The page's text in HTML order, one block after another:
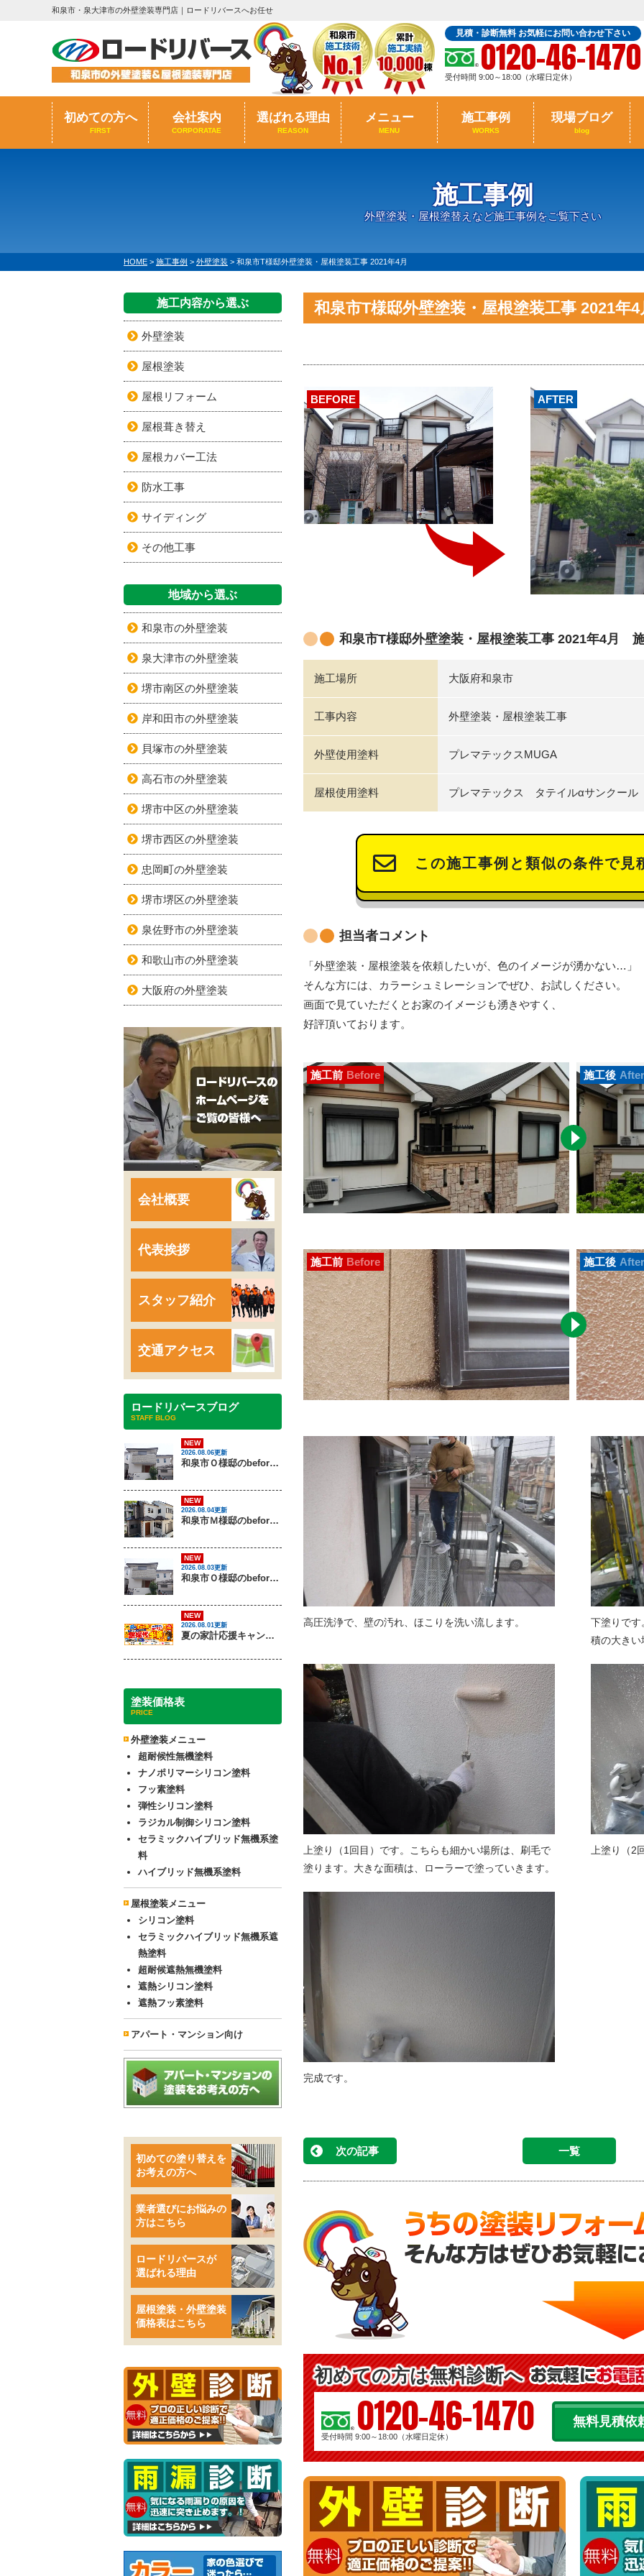
和泉市・泉大津市の外壁塗装専門店｜ロードリバースへお任せ
見積・診断無料 お気軽にお問い合わせ下さい
0120-46-1470
受付時間 9:00～18:00（水曜日定休）
初めての方へ
FIRST
会社案内
CORPORATAE
選ばれる理由
REASON
メニュー
MENU
施工事例
WORKS
現場ブログ
blog
施工事例
外壁塗装・屋根塗替えなど施工事例をご覧下さい
HOME > 施工事例 > 外壁塗装 > 和泉市T様邸外壁塗装・屋根塗装工事 2021年4月
和泉市T様邸外壁塗装・屋根塗装工事 2021年4
AFTER
BEFORE
和泉市T様邸外壁塗装・屋根塗装工事 2021年4月
施工場所 大阪府和泉市
工事内容 外壁塗装・屋根塗装工事
外壁使用塗料 プレマテックスMUGA
屋根使用塗料 プレマテックス タテイルαサンクール
この施工事例と類似の条件で見
担当者コメント
「外壁塗装・屋根塗装を依頼したいが、色のイメージが湧かない…」
そんな方には、カラーシュミレーションでぜひ、お試しください。
画面で見ていただくとお家のイメージも湧きやすく、
好評頂いております。
施工前 Before 施工後 After
施工前 Before 施工後 After
高圧洗浄で、壁の汚れ、ほこりを洗い流します。
下塗りです
積の大きい
上塗り（1回目）です。こちらも細かい場所は、刷毛で
塗ります。大きな面積は、ローラーで塗っていきます。
上塗り（2
完成です。
次の記事 一覧
初めての方は無料診断へ
0120-46-1470
受付時間 9:00～18:00（水曜日定休）
無料見積依
施工内容から選ぶ
外壁塗装
屋根塗装
屋根リフォーム
屋根葺き替え
屋根カバー工法
防水工事
サイディング
その他工事
地域から選ぶ
和泉市の外壁塗装
泉大津市の外壁塗装
堺市南区の外壁塗装
岸和田市の外壁塗装
貝塚市の外壁塗装
高石市の外壁塗装
堺市中区の外壁塗装
堺市西区の外壁塗装
忠岡町の外壁塗装
堺市堺区の外壁塗装
泉佐野市の外壁塗装
和歌山市の外壁塗装
大阪府の外壁塗装
会社概要
代表挨拶
スタッフ紹介
交通アクセス
ロードリバースブログ
STAFF BLOG
NEW
2026.08.06更新
和泉市Ｏ様邸のbeforeとafter（外壁塗装）
NEW
2026.08.04更新
和泉市Ｍ様邸のbeforeとafter（外壁塗装・屋根塗装）
NEW
2026.08.03更新
和泉市Ｏ様邸のbeforeとafter（外壁塗装）
NEW
2026.08.01更新
夏の家計応援キャンペーン開催！足場代半額でお得に外壁・屋根塗装を始めるチャンス【8月30日まで】
塗装価格表
PRICE
外壁塗装メニュー
超耐候性無機塗料
ナノポリマーシリコン塗料
フッ素塗料
弾性シリコン塗料
ラジカル制御シリコン塗料
セラミックハイブリッド無機系塗
料
ハイブリッド無機系塗料
屋根塗装メニュー
シリコン塗料
セラミックハイブリッド無機系遮
熱塗料
超耐候遮熱無機塗料
遮熱シリコン塗料
遮熱フッ素塗料
アパート・マンション向け
初めての塗り替えを
お考えの方へ
業者選びにお悩みの
方はこちら
ロードリバースが
選ばれる理由
屋根塗装・外壁塗装
価格表はこちら